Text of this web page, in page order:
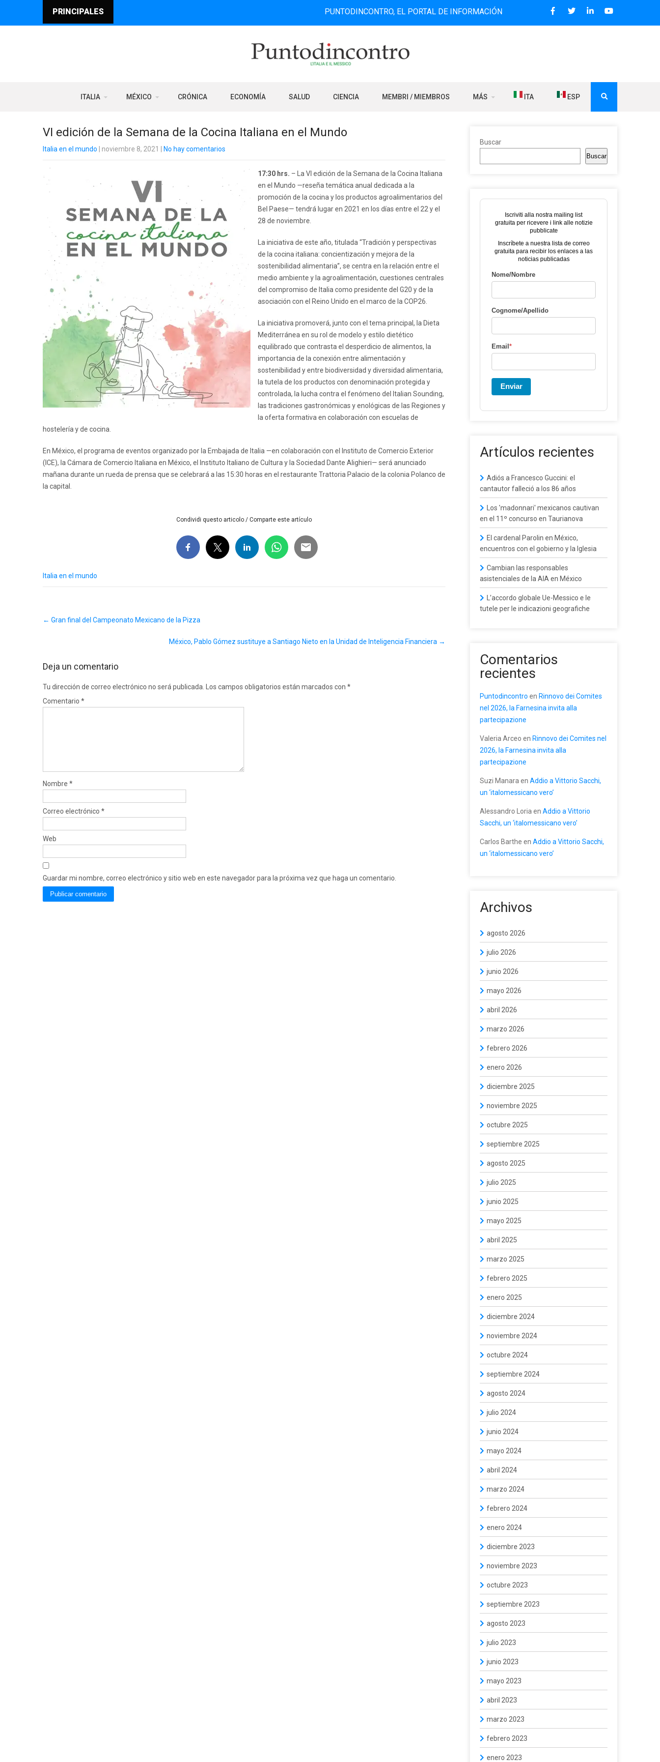
PRINCIPALES PUNTODINCONTRO, EL PORTAL DE INFORMACIÓN BILINGÜE QUE DESDE 2006 DIFUNDE NOTICIAS
ITALIA MÉXICO CRÓNICA ECONOMÍA SALUD CIENCIA MEMBRI / MIEMBROS MÁS ITA ESP
VI edición de la Semana de la Cocina Italiana en el Mundo
Italia en el mundo | noviembre 8, 2021 No hay comentarios
17:30 hrs. – La VI edición de la Semana de la Cocina Italiana
en el Mundo —reseña temática anual dedicada a la
promoción de la cocina y los productos agroalimentarios del
Bel Paese— tendrá lugar en 2021 en los días entre el 22 y el
28 de noviembre.
La iniciativa de este año, titulada “Tradición y perspectivas
de la cocina italiana: concientización y mejora de la
sostenibilidad alimentaria”, se centra en la relación entre el
medio ambiente y la agroalimentación, cuestiones centrales
del compromiso de Italia como presidente del G20 y de la
asociación con el Reino Unido en el marco de la COP26.
La iniciativa promoverá, junto con el tema principal, la Dieta
Mediterránea en su rol de modelo y estilo dietético
equilibrado que contrasta el desperdicio de alimentos, la
importancia de la conexión entre alimentación y
sostenibilidad y entre biodiversidad y diversidad alimentaria,
la tutela de los productos con denominación protegida y
controlada, la lucha contra el fenómeno del Italian Sounding,
las tradiciones gastronómicas y enológicas de las Regiones y
la oferta formativa en colaboración con escuelas de
hostelería y de cocina.
En México, el programa de eventos organizado por la Embajada de Italia —en colaboración con el Instituto de Comercio Exterior
(ICE), la Cámara de Comercio Italiana en México, el Instituto Italiano de Cultura y la Sociedad Dante Alighieri— será anunciado
mañana durante un rueda de prensa que se celebrará a las 15:30 horas en el restaurante Trattoria Palacio de la colonia Polanco de
la capital.
Condividi questo articolo / Comparte este artículo
Italia en el mundo
navigation
← Gran final del Campeonato Mexicano de la Pizza
México, Pablo Gómez sustituye a Santiago Nieto en la Unidad de Inteligencia Financiera →
Deja un comentario
Tu dirección de correo electrónico no será publicada. Los campos obligatorios están marcados con *
Comentario *
Nombre *
Correo electrónico *
Web
Guardar mi nombre, correo electrónico y sitio web en este navegador para la próxima vez que haga un comentario.
Buscar
Buscar
Iscriviti alla nostra mailing list
gratuita per ricevere i link alle notizie
pubblicate
Inscríbete a nuestra lista de correo
gratuita para recibir los enlaces a las
noticias publicadas
Nome/Nombre
Cognome/Apellido
Email *
Enviar
Artículos recientes
Adiós a Francesco Guccini: el
cantautor falleció a los 86 años
Los 'madonnari' mexicanos cautivan
en el 11º concurso en Taurianova
El cardenal Parolin en México,
encuentros con el gobierno y la Iglesia
Cambian las responsables
asistenciales de la AIA en México
L’accordo globale Ue-Messico e le
tutele per le indicazioni geografiche
Comentarios
recientes
Puntodincontro en Rinnovo dei Comites
nel 2026, la Farnesina invita alla
partecipazione
Valeria Arceo en Rinnovo dei Comites nel
2026, la Farnesina invita alla
partecipazione
Suzi Manara en Addio a Vittorio Sacchi,
un ‘italomessicano vero’
Alessandro Loria en Addio a Vittorio
Sacchi, un ‘italomessicano vero’
Carlos Barthe en Addio a Vittorio Sacchi,
un ‘italomessicano vero’
Archivos
agosto 2026
julio 2026
junio 2026
mayo 2026
abril 2026
marzo 2026
febrero 2026
enero 2026
diciembre 2025
noviembre 2025
octubre 2025
septiembre 2025
agosto 2025
julio 2025
junio 2025
mayo 2025
abril 2025
marzo 2025
febrero 2025
enero 2025
diciembre 2024
noviembre 2024
octubre 2024
septiembre 2024
agosto 2024
julio 2024
junio 2024
mayo 2024
abril 2024
marzo 2024
febrero 2024
enero 2024
diciembre 2023
noviembre 2023
octubre 2023
septiembre 2023
agosto 2023
julio 2023
junio 2023
mayo 2023
abril 2023
marzo 2023
febrero 2023
enero 2023